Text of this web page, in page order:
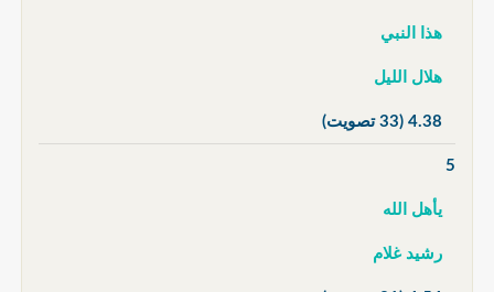
هذا النبي
هلال الليل
4.38 (33 تصويت)
5
يأهل الله
رشيد غلام